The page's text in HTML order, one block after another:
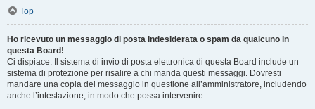
Top
Ho ricevuto un messaggio di posta indesiderata o spam da qualcuno in
questa Board!
Ci dispiace. Il sistema di invio di posta elettronica di questa Board include un
sistema di protezione per risalire a chi manda questi messaggi. Dovresti
mandare una copia del messaggio in questione all’amministratore, includendo
anche l’intestazione, in modo che possa intervenire.